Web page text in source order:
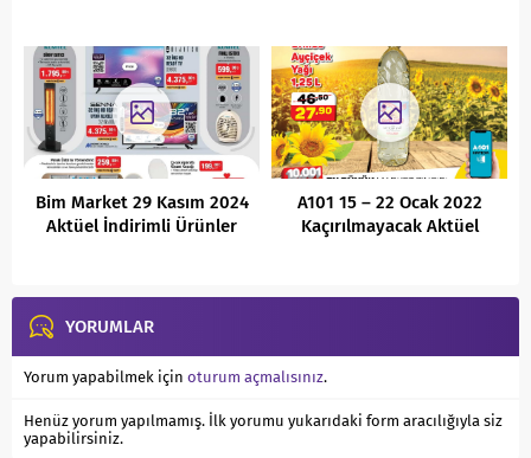
Bim Market 29 Kasım 2024
Aktüel İndirimli Ürünler
A101 15 – 22 Ocak 2022
Kaçırılmayacak Aktüel
YORUMLAR
Yorum yapabilmek için oturum açmalısınız.
Henüz yorum yapılmamış. İlk yorumu yukarıdaki form aracılığıyla siz
yapabilirsiniz.